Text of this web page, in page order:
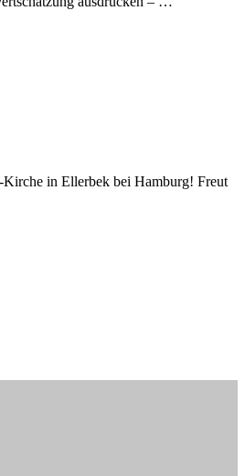
in Ellerbek bei Hamburg! Freut